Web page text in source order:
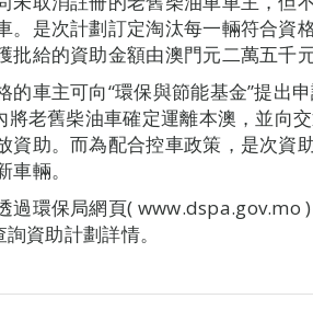
。是次計劃訂定淘汰每一輛符合資
批給的資助金額由澳門元二萬五千
的車主可向“環保與節能基金”提出
將老舊柴油車確定運離本澳，並向
資助。而為配合控車政策，是次資
車輛。
過環保局網頁( www.dspa.gov.mo
資助計劃詳情。